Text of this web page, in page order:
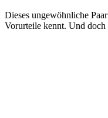
Dieses ungewöhnliche
Vorurteile kennt. Und doch